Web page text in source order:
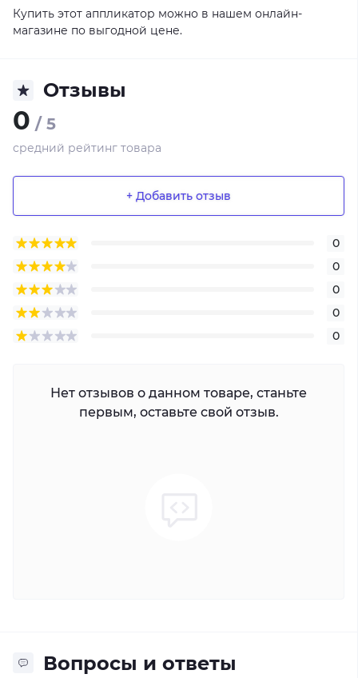
Купить этот аппликатор можно в нашем онлайн-
магазине по выгодной цене.
Отзывы
0 / 5
средний рейтинг товара
+ Добавить отзыв
0
0
0
0
0
Нет отзывов о данном товаре, станьте
первым, оставьте свой отзыв.
Вопросы и ответы